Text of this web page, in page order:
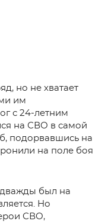
но не хватает
им
с 24-летним
на СВО в самой
подорвавшись на
на поле боя
был на
Но
СВО,